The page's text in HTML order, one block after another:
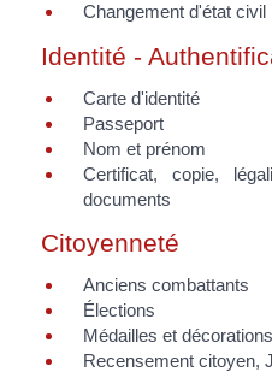
Changement d'état civil
Identité -
Carte d'identité
Passeport
Nom et prénom
Certificat, copie,
documents
Citoyenneté
Anciens combattants
Élections
Médailles et
Recensement citoyen,